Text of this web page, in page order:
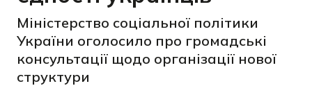
Міністерство соціальної політики
України оголосило про громадські
консультації щодо організації нової
структури